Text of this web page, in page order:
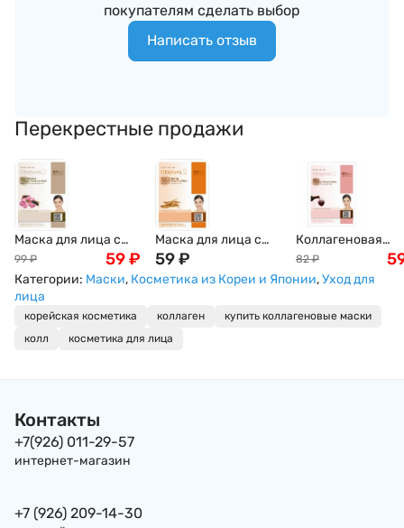
покупателям сделать выбор
Написать отзыв
Перекрестные продажи
Маска для лица с
коллагеном и
пчелиным ядом
Dermal Bee Venom
Collagen Essence
Mask, Корея, 23г
99 ₽ 59₽
Маска для лица с
коллагеном и
экстрактом
женьшеня Dermal
Essence Mask, Корея,
23г
59₽
Коллагеновая
маска Dermal
Collagen Essence
Корея, 23г
82 ₽
Категории: Маски, Косметика из Кореи и Японии,Уход для
лица
корейская косметика коллаген
купить коллагеновые маски
колл
косметика для лица
Контакты
+7(926) 011-29-57
интернет-магазин
+7 (926) 209-14-30